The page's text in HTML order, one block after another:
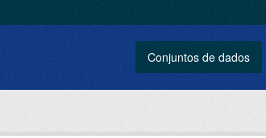
Conjuntos de dados